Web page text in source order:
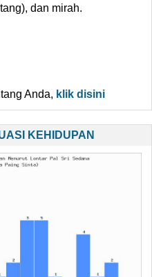
dan mirah.
Anda, klik disini
KEHIDUPAN